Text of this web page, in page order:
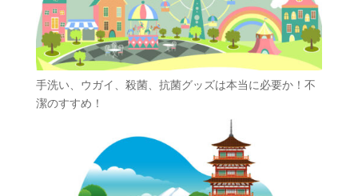
手洗い、ウガイ、殺菌、抗菌グッズは本当に必要か！不
潔のすすめ！